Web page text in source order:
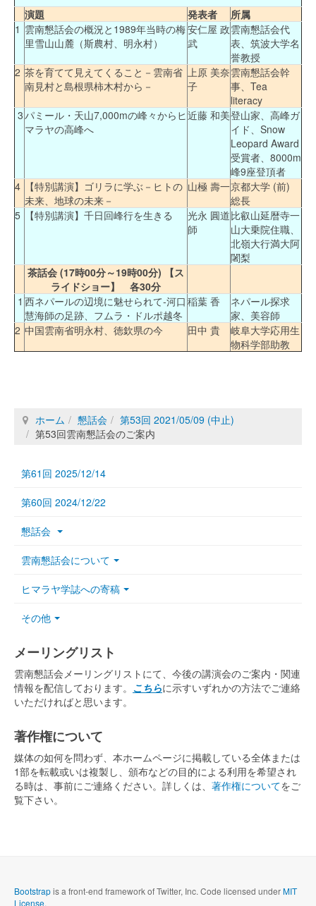
演題
発表者
所属
1 雲南懇話会の概況と1989年当時の梅
里雪山山麓（斯農村、明永村）
安仁屋 政
武
雲南懇話会代
表、筑波大学名
誉教授
2 茶を育てて見えてくること－雲南省
南見村と島根県柿木村から－
上原 美奈
子
雲南懇話会幹
事、Tea
literacy
3パミール・天山7,000mの峰々からヒ
マラヤの高峰へ
近藤 和美登山家、高峰ガ
イド、Snow
Leopard Award
受賞者、8000m
峰9座登頂者
4
【特別講演】ゴリラに学ぶ－ヒトの
未来、地球の未来－
山極 壽一京都大学 (前)
総長
5
【特別講演】千日回峰行を生きる
光永 圓道
師
比叡山延暦寺一
山大乗院住職、
北嶺大行満大阿
闍梨
茶話会 (17時00分～19時00分) 【ス
ライドショー】 各30分
1 西ネパールの辺境に魅せられて‐河口
慧海師の足跡、フムラ・ドルポ越冬
稲葉 香
ネパール探求
家、美容師
2 中国雲南省明永村、徳欽県の今 田中 貴
岐阜大学応用生
物科学部助教
ホーム 懇話会
第53回 2021/05/09 (中止)
第53回雲南懇話会のご案内
第61回 2025/12/14
第60回 2024/12/22
懇話会
雲南懇話会について
ヒマラヤ学誌への寄稿
その他
メーリングリスト
雲南懇話会メーリングリストにて、今後の講演会のご案内・関連
情報を配信しております。 こちらに示すいずれかの方法でご連絡
いただければと思います。
著作権について
媒体の如何を問わず、本ホームページに掲載している全体または
1部を転載或いは複製し、頒布などの目的による利用を希望され
る時は、事前にご連絡ください。詳しくは、 著作権についてをご
覧下さい。
Bootstrapis a front-end framework of Twitter, Inc. Code licensed underMIT
License.